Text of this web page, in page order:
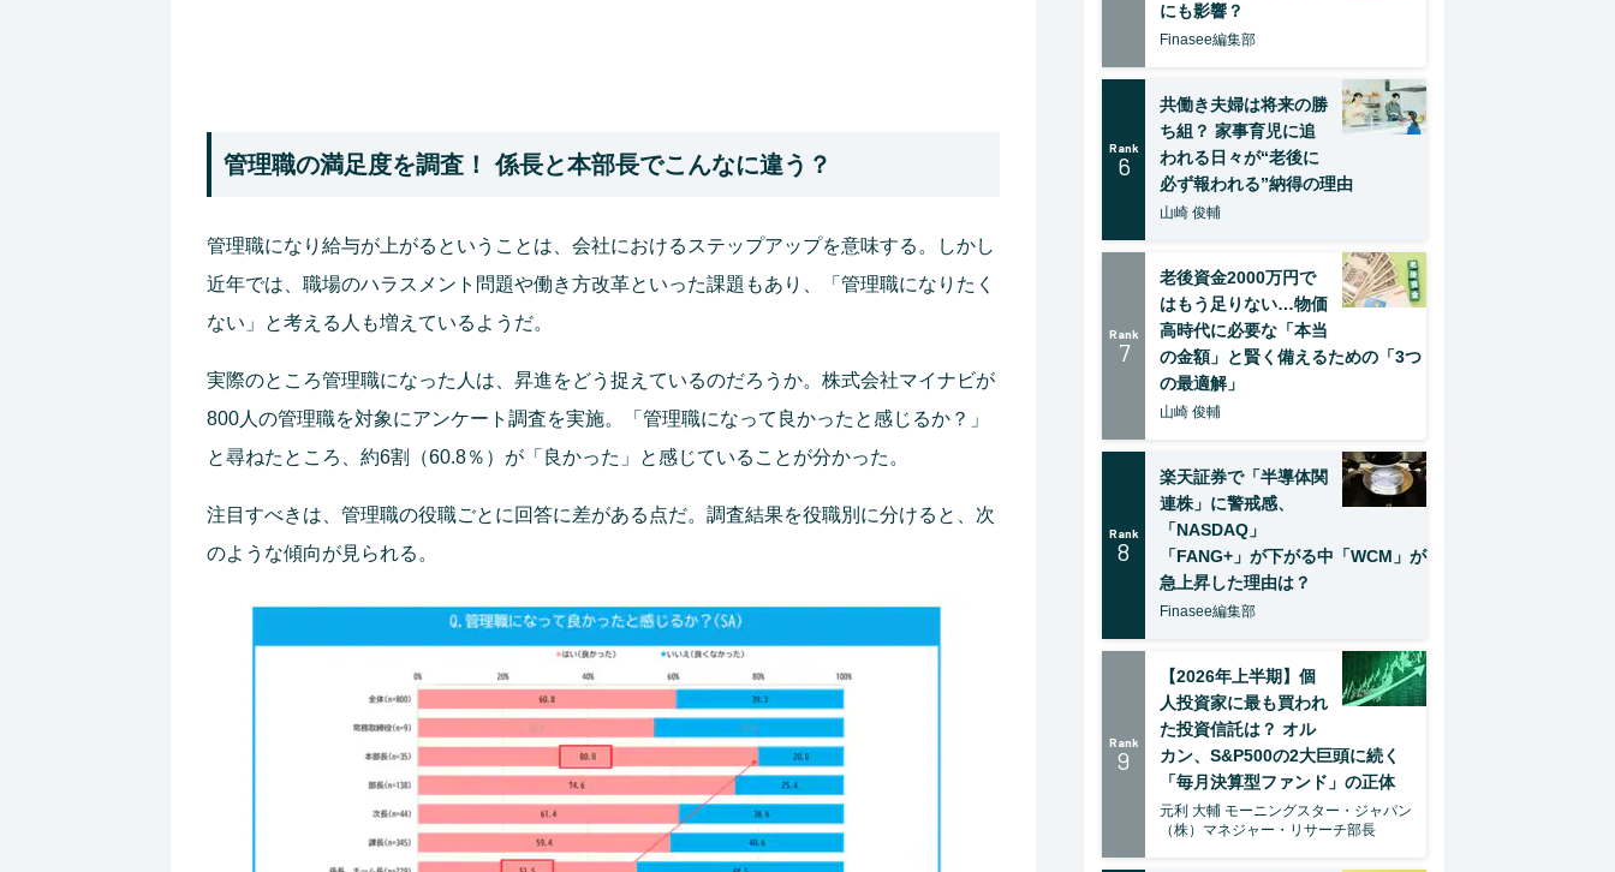
管理職の満足度を調査！ 係長と本部長でこんなに違う？
管理職になり給与が上がるということは、会社におけるステップアップを意味する。しかし
近年では、職場のハラスメント問題や働き方改革といった課題もあり、「管理職になりたく
ない」と考える人も増えているようだ。
実際のところ管理職になった人は、昇進をどう捉えているのだろうか。株式会社マイナビが
800人の管理職を対象にアンケート調査を実施。「管理職になって良かったと感じるか？」
と尋ねたところ、約6割（60.8％）が「良かった」と感じていることが分かった。
注目すべきは、管理職の役職ごとに回答に差がある点だ。調査結果を役職別に分けると、次
のような傾向が見られる。
にも影響？
Finasee編集部
Rank
6
共働き夫婦は将来の勝
ち組？ 家事育児に追
われる日々が“老後に
必ず報われる”納得の理由
山崎 俊輔
Rank
7
老後資金2000万円で
はもう足りない…物価
高時代に必要な「本当
の金額」と賢く備えるための「3つ
の最適解」
山崎 俊輔
Rank
8
楽天証券で「半導体関
連株」に警戒感、
「NASDAQ」
「FANG+」が下がる中「WCM」が
急上昇した理由は？
Finasee編集部
Rank
9
【2026年上半期】個
人投資家に最も買われ
た投資信託は？ オル
カン、S&P500の2大巨頭に続く
「毎月決算型ファンド」の正体
元利 大輔 モーニングスター・ジャパン
（株）マネジャー・リサーチ部長